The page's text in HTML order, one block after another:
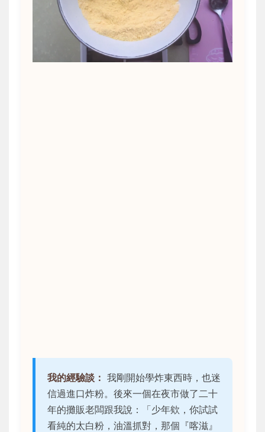
我的經驗談： 我剛開始學炸東西時，也迷
信過進口炸粉。後來一個在夜市做了二十
年的攤販老闆跟我說：「少年欸，你試試
看純的太白粉，油溫抓對，那個『喀滋』